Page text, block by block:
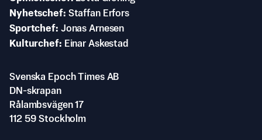
Nyhetschef Staffan Erfors
Sportchef Jonas Arnesen
Kulturchef
Einar Askestad
Svenska Epoch Times AB
DN-skrapan
Rålambsvägen 17
112 59 Stockholm